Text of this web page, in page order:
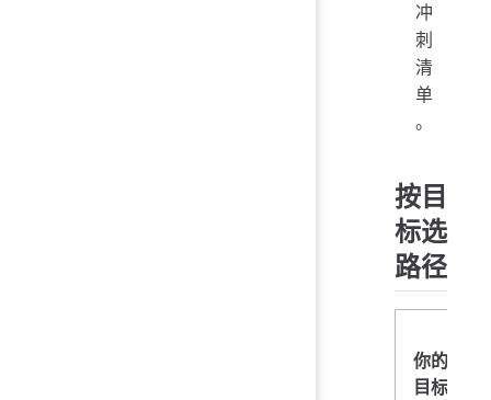
冲
刺
清
单
。
按目
标选
路径
你的
目标